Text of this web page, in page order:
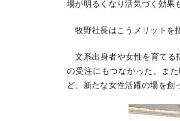
場が明るくなり活気づく効果
牧野社長はこうメリットを
文系出身者や女性を育てる
の受注にもつながった。ま
ど、新たな女性活躍の場を創